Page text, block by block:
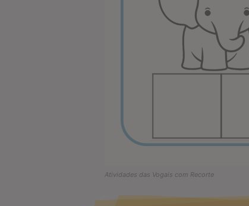
Atividades das Vogais com Recorte